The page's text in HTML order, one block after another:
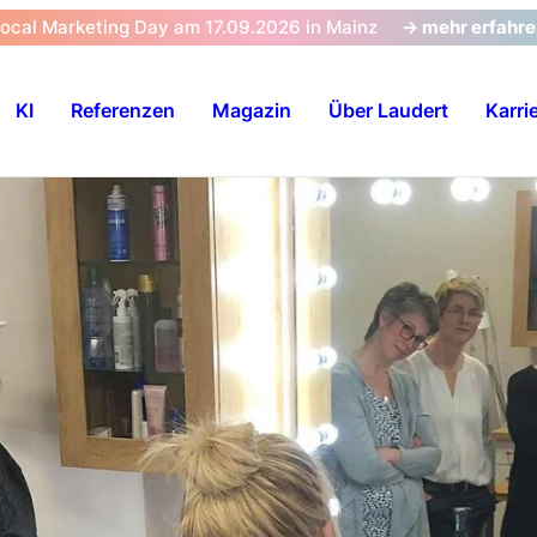
Marketing Day am 17.09.2026 in Mainz -> mehr
KI Referenzen Magazin Über Laudert